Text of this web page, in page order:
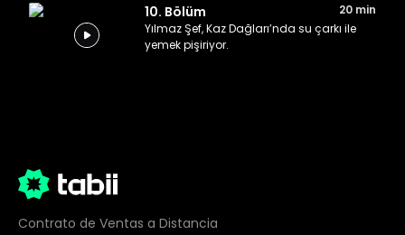
10. Bölüm
20 min
Yılmaz Şef, Kaz Dağları’nda su çarkı ile
yemek pişiriyor.
Contrato de Ventas a Distancia